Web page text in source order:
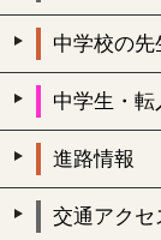
中学校の先
中学生・転
進路情報
交通アクセ